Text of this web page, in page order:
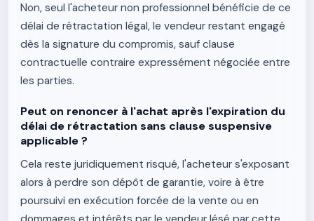
Non, seul l'acheteur non professionnel bénéficie de ce
délai de rétractation légal, le vendeur restant engagé
dès la signature du compromis, sauf clause
contractuelle contraire expressément négociée entre
les parties.
Peut on renoncer à l'achat après l'expiration du
délai de rétractation sans clause suspensive
applicable ?
Cela reste juridiquement risqué, l'acheteur s'exposant
alors à perdre son dépôt de garantie, voire à être
poursuivi en exécution forcée de la vente ou en